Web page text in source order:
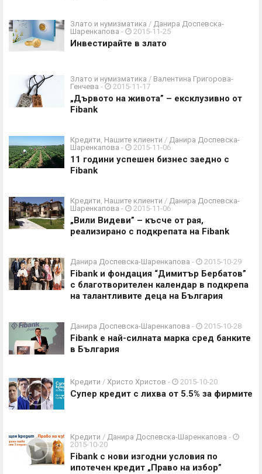
Злато и нумизматика / Данира Доспевска-
Шаренкапова - 2015-11-25
Инвестирайте в злато
Злато и нумизматика / Валентина Григорова-
Генчева - 2015-11-17
„Дървото на живота” – ексклузивно от
Fibank
Кредити, Нашите клиенти / Данира Доспевска-
Шаренкапова - 2015-11-06
11 години успешен бизнес заедно с
Fibank
Кредити, Нашите клиенти / Данира Доспевска-
Шаренкапова - 2015-11-06
„Вили Видеви” – късче от рая,
реализирано с подкрепата на Fibank
Данира Доспевска-Шаренкапова - 2015-10-29
Fibank и фондация “Димитър Бербатов”
с благотворителен календар в подкрепа
на талантливите деца на България
Данира Доспевска-Шаренкапова - 2015-10-28
Fibank е най-силната марка сред банките
в България
Кредити / Христо Христов - 2015-10-20
Супер кредит с лихва от 5.5% за фирмите
Кредити / Данира Доспевска-Шаренкапова -
2015-10-20
Fibank с нови изгодни условия по
ипотечен кредит „Право на избор”